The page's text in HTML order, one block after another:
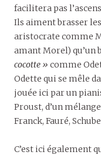
facilitera pas
Ils aiment brasser
aristocrate comme
amant Morel) qu’un
cocotte » comme
Odette qui se mêle
jouée ici par un
Proust, d’un
Franck, Fauré,
C’est ici également